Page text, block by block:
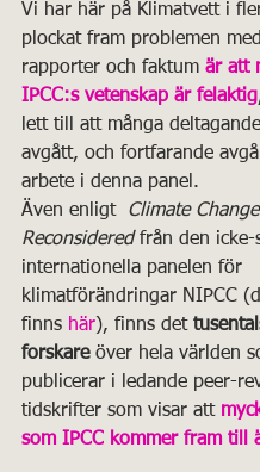
Vi har här på Klimatvett i
plockat fram problemen
rapporter och faktum är att
IPCC:s vetenskap är felaktig
lett till att många
avgått, och fortfarande
arbete i denna panel.
Även enligt Climate Change
Reconsidered från den icke-
internationella panelen för
klimatförändringar NIPCC
finns här), finns det
forskare över hela världen
publicerar i ledande peer-
tidskrifter som visar att
som IPCC kommer fram till